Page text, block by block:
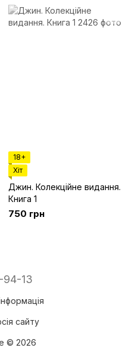
18+
Хіт
Джин. Колекційне видання.
Книга 1
750 грн
94-13
сайту
© 2026